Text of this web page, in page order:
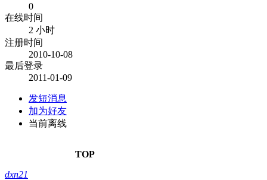
0
在线时间
2 小时
注册时间
2010-10-08
最后登录
2011-01-09
发短消息
加为好友
当前离线
TOP
dxn21